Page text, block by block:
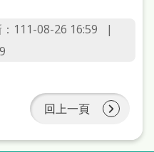
111-08-26 16:59
回上一頁